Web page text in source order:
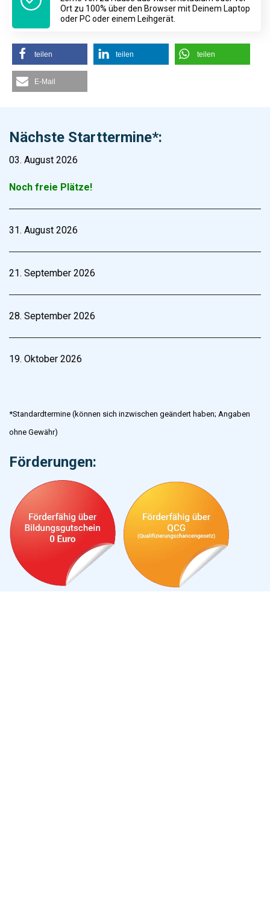
Ort zu 100% über den Browser mit Deinem Laptop
oder PC oder einem Leihgerät.
teilen teilen teilen
E-Mail
Nächste Starttermine*:
03. August 2026
Noch freie Plätze!
31. August 2026
21. September 2026
28. September 2026
19. Oktober 2026
*Standardtermine (können sich inzwischen geändert haben; Angaben
ohne Gewähr)
Förderungen: